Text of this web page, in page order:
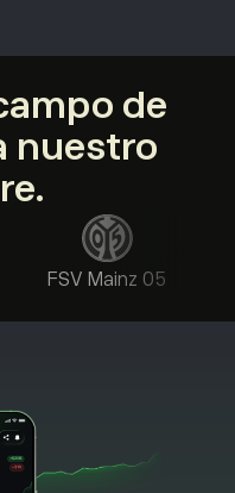
de
nuestro
FSV Mainz 05